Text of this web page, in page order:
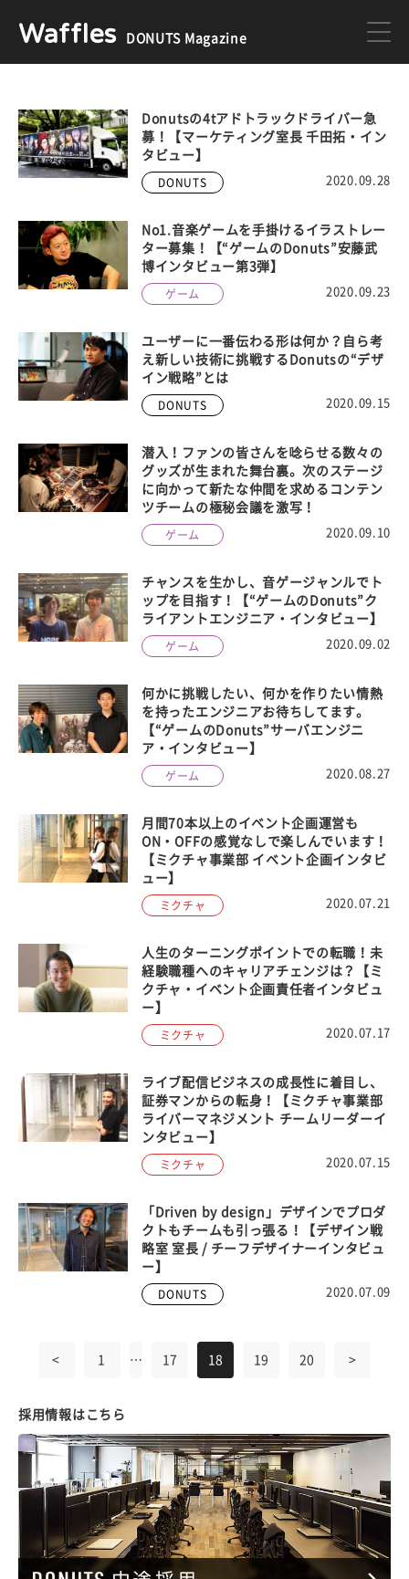
Waffles DONUTS Magazine
ミクチャ
医療 イベント
DONUTS 2020.09.28
Donutsの4tアドトラックドライバー急
募！【マーケティング室長 千田拓・イン
タビュー】
ゲーム 2020.09.23
No1.音楽ゲームを手掛けるイラストレー
ター募集！【“ゲームのDonuts”安藤武
博インタビュー第3弾】
DONUTS 2020.09.15
ユーザーに一番伝わる形は何か？自ら考
え新しい技術に挑戦するDonutsの“デザ
イン戦略”とは
ゲーム 2020.09.10
潜入！ファンの皆さんを唸らせる数々の
グッズが生まれた舞台裏。次のステージ
に向かって新たな仲間を求めるコンテン
ツチームの極秘会議を激写！
ゲーム 2020.09.02
チャンスを生かし、音ゲージャンルでト
ップを目指す！【“ゲームのDonuts”ク
ライアントエンジニア・インタビュー】
ゲーム 2020.08.27
何かに挑戦したい、何かを作りたい情熱
を持ったエンジニアお待ちしてます。
【“ゲームのDonuts”サーバエンジニ
ア・インタビュー】
ミクチャ 2020.07.21
月間70本以上のイベント企画運営も
ON・OFFの感覚なしで楽しんでいます！
【ミクチャ事業部 イベント企画インタビ
ュー】
ミクチャ 2020.07.17
人生のターニングポイントでの転職！未
経験職種へのキャリアチェンジは？【ミ
クチャ・イベント企画責任者インタビュ
ー】
ミクチャ 2020.07.15
ライブ配信ビジネスの成長性に着目し、
証券マンからの転身！【ミクチャ事業部
ライバーマネジメント チームリーダーイ
ンタビュー】
DONUTS 2020.07.09
「Driven by design」デザインでプロダ
クトもチームも引っ張る！【デザイン戦
略室 室長 / チーフデザイナーインタビュ
ー】
< 1 … 17 18 19 20 >
採用情報はこちら